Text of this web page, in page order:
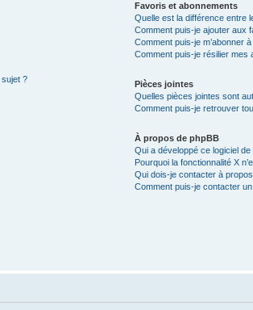
sujet ?
Favoris et abonnements
Quelle est la différence entre
Comment puis-je ajouter aux
Comment puis-je m’abonner
Comment puis-je résilier mes
Pièces jointes
Quelles pièces jointes sont
Comment puis-je retrouver
À propos de phpBB
Qui a développé ce logiciel
Pourquoi la fonctionnalité X
Qui dois-je contacter à
Comment puis-je contacter